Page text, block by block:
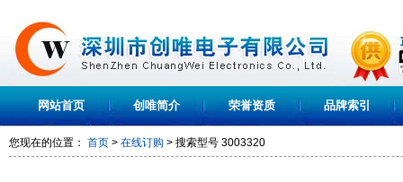
网站首页 创唯简介 荣誉资质 品牌索引
您现在的位置： 首页 > 在线订购 > 搜索型号 3003320